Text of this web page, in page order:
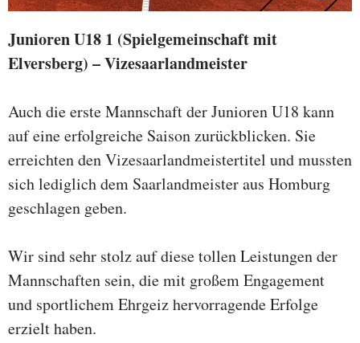
Junioren U18 1 (Spielgemeinschaft mit
Elversberg) – Vizesaarlandmeister
Auch die erste Mannschaft der Junioren U18 kann
auf eine erfolgreiche Saison zurückblicken. Sie
erreichten den Vizesaarlandmeistertitel und mussten
sich lediglich dem Saarlandmeister aus Homburg
geschlagen geben.
Wir sind sehr stolz auf diese tollen Leistungen der
Mannschaften sein, die mit großem Engagement
und sportlichem Ehrgeiz hervorragende Erfolge
erzielt haben.